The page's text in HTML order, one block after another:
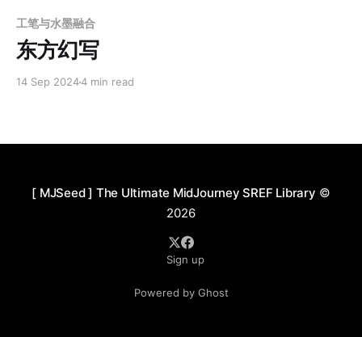
工笔与水墨融合
东方幻写
14 Sep 20244 min read
[ MJSeed ] The Ultimate MidJourney SREF Library ©
2026
Sign up
Powered by Ghost